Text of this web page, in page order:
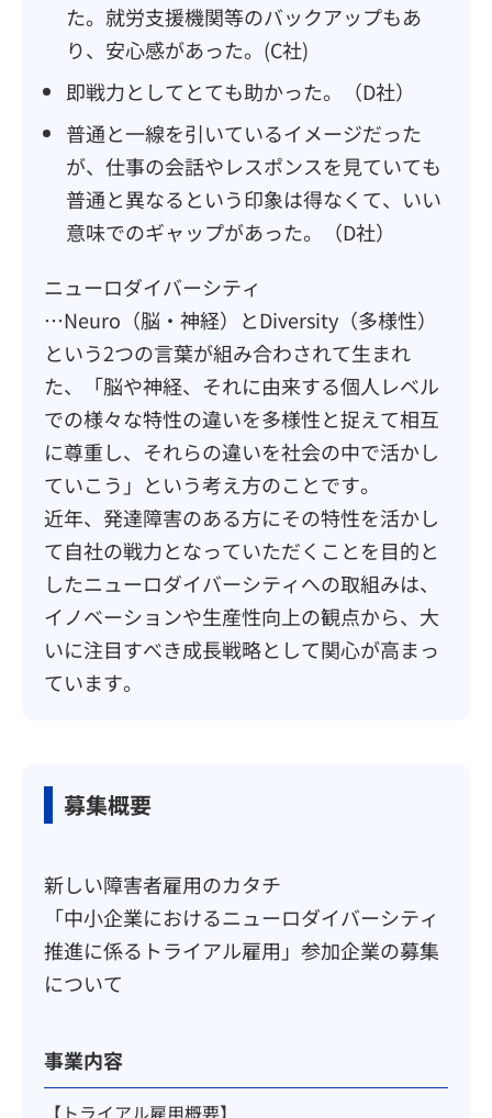
た。就労支援機関等のバックアップもあ
り、安心感があった。(C社)
即戦力としてとても助かった。（D社）
普通と一線を引いているイメージだった
が、仕事の会話やレスポンスを見ていても
普通と異なるという印象は得なくて、いい
意味でのギャップがあった。（D社）
ニューロダイバーシティ
…Neuro（脳・神経）とDiversity（多様性）
という2つの言葉が組み合わされて生まれ
た、「脳や神経、それに由来する個人レベル
での様々な特性の違いを多様性と捉えて相互
に尊重し、それらの違いを社会の中で活かし
ていこう」という考え方のことです。
近年、発達障害のある方にその特性を活かし
て自社の戦力となっていただくことを目的と
したニューロダイバーシティへの取組みは、
イノベーションや生産性向上の観点から、大
いに注目すべき成長戦略として関心が高まっ
ています。
募集概要
新しい障害者雇用のカタチ
「中小企業におけるニューロダイバーシティ
推進に係るトライアル雇用」参加企業の募集
について
事業内容